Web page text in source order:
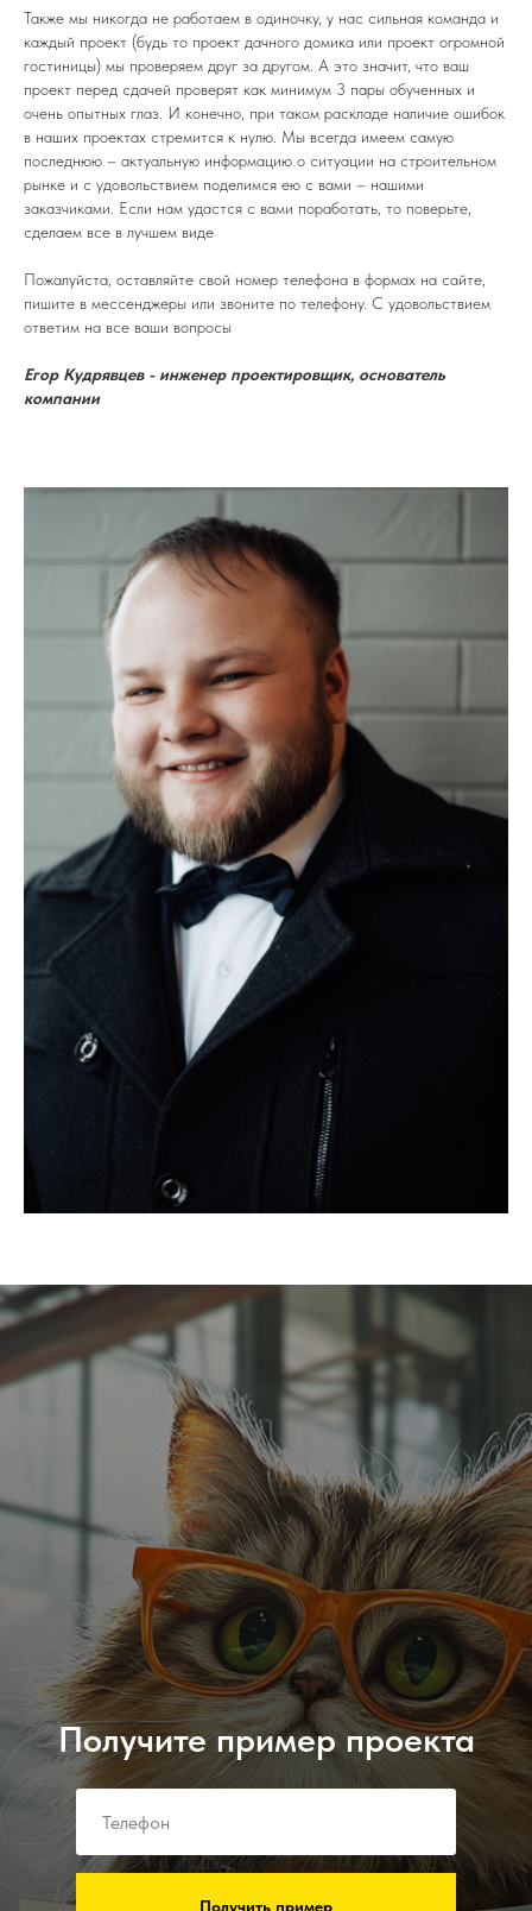
Также мы никогда не работаем в одиночку, у нас сильная команда и
каждый проект (будь то проект дачного домика или проект огромной
гостиницы) мы проверяем друг за другом. А это значит, что ваш
проект перед сдачей проверят как минимум 3 пары обученных и
очень опытных глаз. И конечно, при таком раскладе наличие ошибок
в наших проектах стремится к нулю. Мы всегда имеем самую
последнюю – актуальную информацию о ситуации на строительном
рынке и с удовольствием поделимся ею с вами – нашими
заказчиками. Если нам удастся с вами поработать, то поверьте,
сделаем все в лучшем виде
Пожалуйста, оставляйте свой номер телефона в формах на сайте,
пишите в мессенджеры или звоните по телефону. С удовольствием
ответим на все ваши вопросы
Егор Кудрявцев - инженер проектировщик, основатель
компании
Получите пример проекта
Получить пример